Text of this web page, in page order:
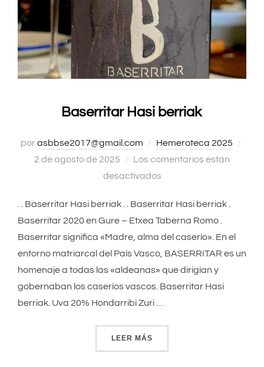
Baserritar Hasi berriak
porasbbse2017@gmail.com Hemeroteca 2025
2 de agosto de 2025
Los comentarios están
desactivados
. . Baserritar Hasi berriak . . Baserritar Hasi berriak .
Baserritar 2020 en Gure – Etxea Taberna Romo .
Baserritar significa «Madre, alma del caserío». En el
entorno matriarcal del País Vasco, BASERRITAR es un
homenaje a todas las «aldeanas» que dirigían y
gobernaban los caseríos vascos. Baserritar Hasi
berriak. Uva 20% Hondarribi Zuri …
LEER MÁS